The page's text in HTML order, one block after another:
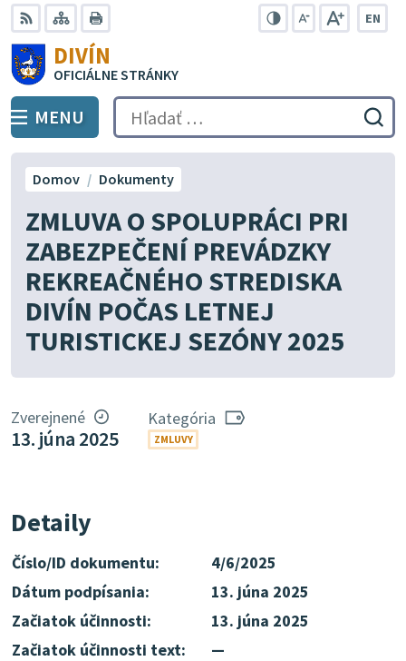
Preskočiť
na
obsah
RSS Mapa
EN
DIVÍN
OFICIÁLNE STRÁNKY
PREPNÚŤ
MENU Hľadať:
ZMLUVA O SPOLUPRÁCI PRI
ZABEZPEČENÍ PREVÁDZKY
REKREAČNÉHO STREDISKA
DIVÍN POČAS LETNEJ
TURISTICKEJ SEZÓNY 2025
Domov Dokumenty
Zverejnené
13. júna 2025
Kategória
ZMLUVY
Detaily
Číslo/ID dokumentu:
4/6/2025
Dátum podpísania:
13. júna 2025
Začiatok účinnosti:
13. júna 2025
Začiatok účinnosti text:
—